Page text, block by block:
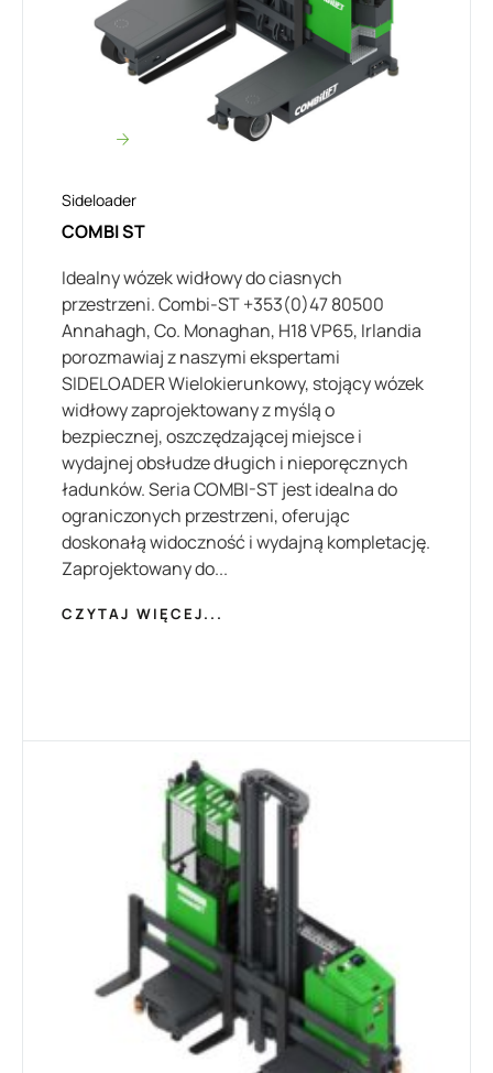
Sideloader
COMBI ST
Idealny wózek widłowy do ciasnych
przestrzeni. Combi-ST +353(0)47 80500
Annahagh, Co. Monaghan, H18 VP65, Irlandia
porozmawiaj z naszymi ekspertami
SIDELOADER Wielokierunkowy, stojący wózek
widłowy zaprojektowany z myślą o
bezpiecznej, oszczędzającej miejsce i
wydajnej obsłudze długich i nieporęcznych
ładunków. Seria COMBI-ST jest idealna do
ograniczonych przestrzeni, oferując
doskonałą widoczność i wydajną kompletację.
Zaprojektowany do...
CZYTAJ WIĘCEJ...